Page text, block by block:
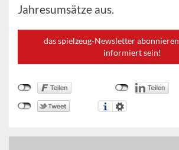
Jahresumsätze aus.
das spielzeug-Newsletter
informiert sein!